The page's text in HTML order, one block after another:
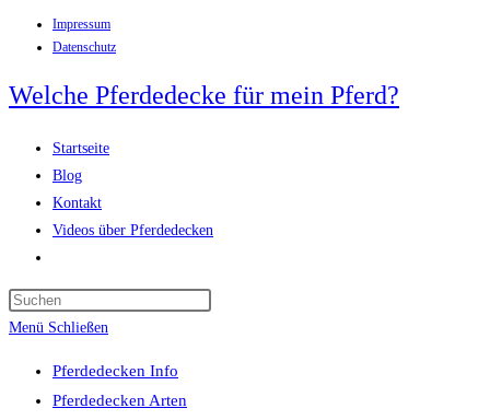
Inhalt
Impressum
Datenschutz
Welche Pferdedecke für mein Pferd?
Startseite
Blog
Kontakt
Videos über Pferdedecken
umschalten
Menü Schließen
Pferdedecken Info
Pferdedecken Arten